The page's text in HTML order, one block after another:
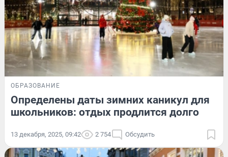
ОБРАЗОВАНИЕ
Определены даты зимних каникул для
школьников: отдых продлится долго
13 декабря, 2025, 09:42 2 754 Обсудить